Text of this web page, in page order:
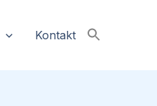
Kontakt